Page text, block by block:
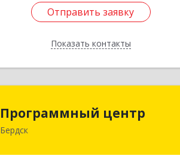
Отправить заявку
Показать контакты
Отправить заявку
Назад
Программный центр
Бердск
Программный центр
633004, Новосибирская обл, Бердск г,